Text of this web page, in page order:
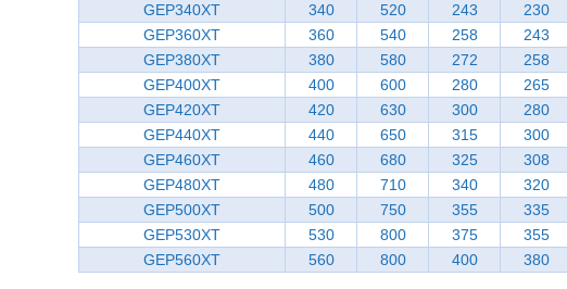
GEP340XT
340 520 243 230
GEP360XT
360 540 258 243
GEP380XT
380 580 272 258
GEP400XT
400 600 280 265
GEP420XT
420 630 300 280
GEP440XT
440 650 315 300
GEP460XT
460 680 325 308
GEP480XT
480 710 340 320
GEP500XT
500 750 355 335
GEP530XT
530 800 375 355
GEP560XT
560 800 400 380